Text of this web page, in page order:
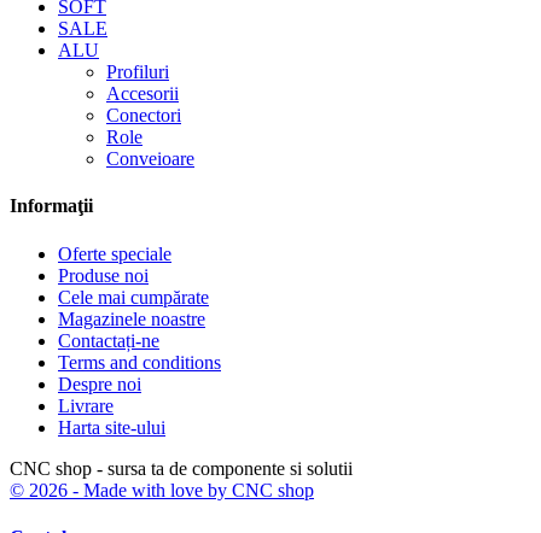
SOFT
SALE
ALU
Profiluri
Accesorii
Conectori
Role
Conveioare
Informaţii
Oferte speciale
Produse noi
Cele mai cumpărate
Magazinele noastre
Contactați-ne
Terms and conditions
Despre noi
Livrare
Harta site-ului
CNC shop - sursa ta de componente si solutii
© 2026 - Made with love by CNC shop